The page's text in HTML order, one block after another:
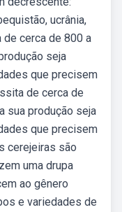
ucrânia,
de cerca de 800 a
seja
que precisem
de cerca de
sua produção seja
que precisem
cerejeiras são
uma drupa
ao gênero
e variedades de